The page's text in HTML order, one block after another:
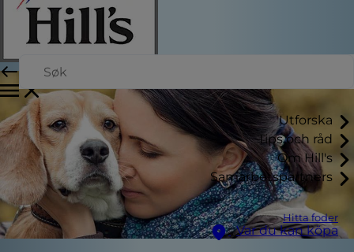
Utforska
Tips och råd
Om Hill's
Samarbetspartners
Hitta foder
Var du kan köpa
Skribent
Oktober 18, 2016